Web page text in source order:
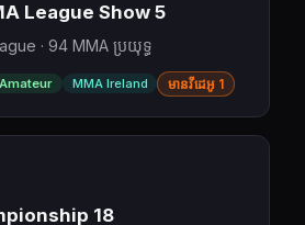
League Show 5
· 94 MMA ប្រយុទ្ធ
Amateur MMA Ireland មានវីដេអូ 1
18